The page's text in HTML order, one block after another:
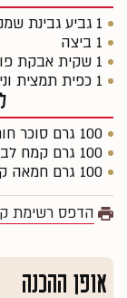
1 גביע גבינת שמנת (או ריקוטה / גבינה לבנה)
1 ביצה
1 שקית אבקת פודינג וניל
1 כפית תמצית וניל איכותית (או מחית וניל)
100 גרם סוכר חום
100 גרם קמח לבן
100 גרם חמאה קרה, חתוכה לקוביות
הדפס רשימת
אופן ההכנה